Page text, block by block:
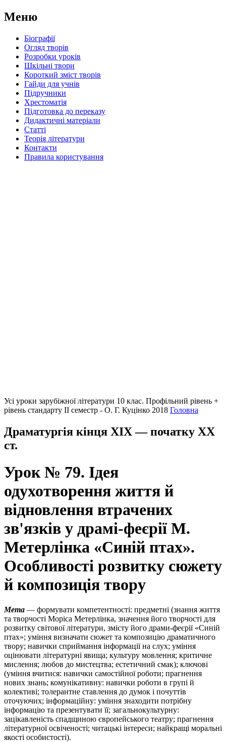
Меню
Біографії
Огляд творів
Розробки уроків
Шкільні твори
Короткий зміст творів
Гайди для учнів
Підручники
Хрестоматія
Підготовка до переказу
Дидактичні матеріали
Статті
Теорія літератури
Контакти
Правила користування
Усі уроки зарубіжної літератури 10 клас. Профільний рівень +
рівень стандарту II семестр - О. Г. Куцінко 2018 Головна
Драматургія кінця ХІХ — початку ХХ
ст.
Урок № 79. Ідея
одухотворення життя й
відновлення втрачених
зв'язків у драмі-феєрії М.
Метерлінка «Синій птах».
Особливості розвитку сюжету
й композиція твору
Мета — формувати компетентності: предметні (знання життя
та творчості Моріса Метерлінка, значення його творчості для
розвитку світової літератури, змісту його драми-феєрії «Синій
птах»; уміння визначати сюжет та композицію драматичного
твору; навички сприймання інформації на слух; уміння
оцінювати літературні явища; культуру мовлення; критичне
мислення; любов до мистецтва; естетичний смак); ключові
(уміння вчитися: навички самостійної роботи; прагнення
нових знань; комунікативну: навички роботи в групі й
колективі; толерантне ставлення до думок і почуттів
оточуючих; інформаційну: уміння знаходити потрібну
інформацію та презентувати її; загальнокультурну:
зацікавленість спадщиною європейського театру; прагнення
літературної освіченості; читацькі інтереси; найкращі моральні
якості особистості).